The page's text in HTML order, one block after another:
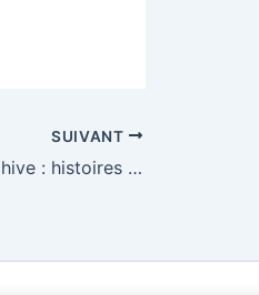
SUIVANT
CFP Revisiter l’archive : histoires collectives et libertés académiques/Revisiting the archive: collective histories and academic freedom